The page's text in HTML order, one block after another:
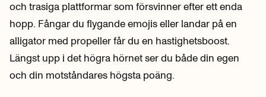
och trasiga plattformar som försvinner efter ett enda
hopp. Fångar du flygande emojis eller landar på en
alligator med propeller får du en hastighetsboost.
Längst upp i det högra hörnet ser du både din egen
och din motståndares högsta poäng.